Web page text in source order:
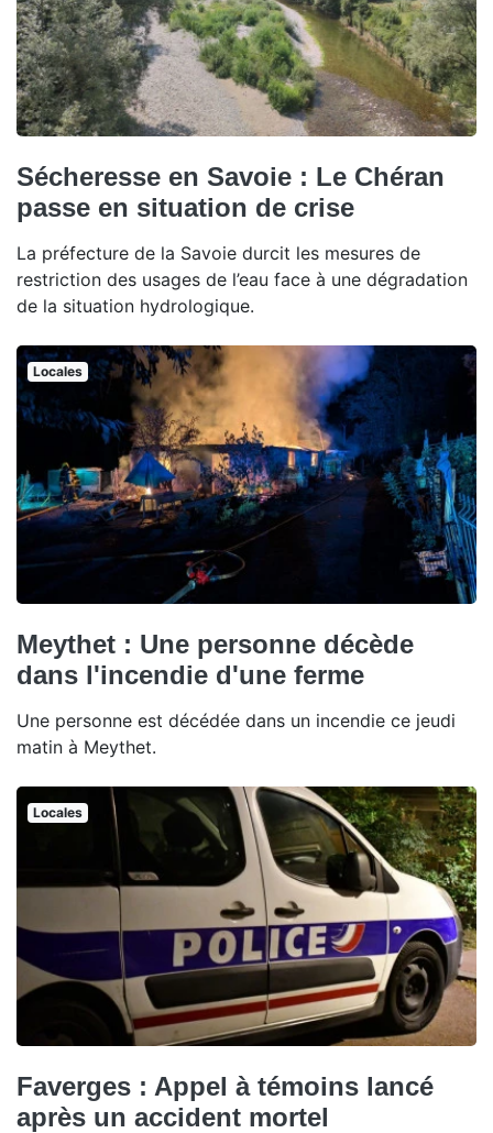
Sécheresse en Savoie : Le Chéran
passe en situation de crise
La préfecture de la Savoie durcit les mesures de
restriction des usages de l’eau face à une dégradation
de la situation hydrologique.
Locales
Meythet : Une personne décède
dans l'incendie d'une ferme
Une personne est décédée dans un incendie ce jeudi
matin à Meythet.
Locales
Faverges : Appel à témoins lancé
après un accident mortel